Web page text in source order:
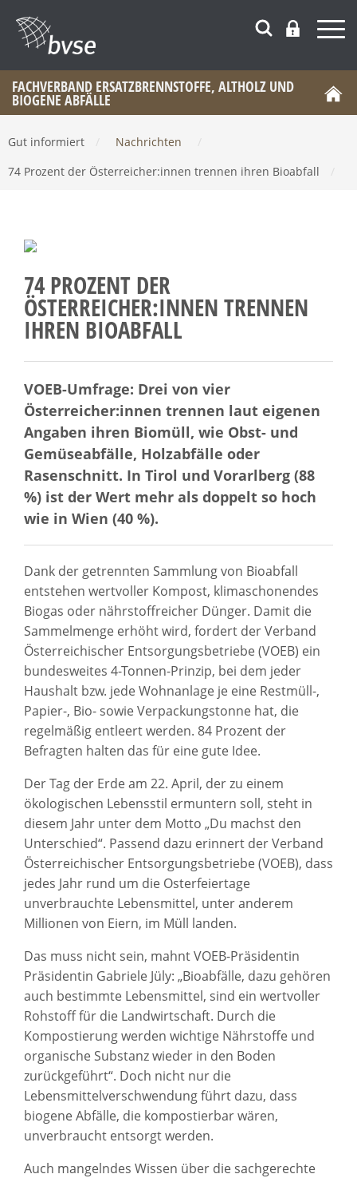
FACHVERBAND ERSATZBRENNSTOFFE, ALTHOLZ UND
BIOGENE ABFÄLLE
Gut informiert Nachrichten
74 Prozent der Österreicher:innen trennen ihren Bioabfall
74 PROZENT DER
ÖSTERREICHER:INNEN TRENNEN
IHREN BIOABFALL
VOEB-Umfrage: Drei von vier
Österreicher:innen trennen laut eigenen
Angaben ihren Biomüll, wie Obst- und
Gemüseabfälle, Holzabfälle oder
Rasenschnitt. In Tirol und Vorarlberg (88
%) ist der Wert mehr als doppelt so hoch
wie in Wien (40 %).
Dank der getrennten Sammlung von Bioabfall
entstehen wertvoller Kompost, klimaschonendes
Biogas oder nährstoffreicher Dünger. Damit die
Sammelmenge erhöht wird, fordert der Verband
Österreichischer Entsorgungsbetriebe (VOEB) ein
bundesweites 4-Tonnen-Prinzip, bei dem jeder
Haushalt bzw. jede Wohnanlage je eine Restmüll-,
Papier-, Bio- sowie Verpackungstonne hat, die
regelmäßig entleert werden. 84 Prozent der
Befragten halten das für eine gute Idee.
Der Tag der Erde am 22. April, der zu einem
ökologischen Lebensstil ermuntern soll, steht in
diesem Jahr unter dem Motto „Du machst den
Unterschied“. Passend dazu erinnert der Verband
Österreichischer Entsorgungsbetriebe (VOEB), dass
jedes Jahr rund um die Osterfeiertage
unverbrauchte Lebensmittel, unter anderem
Millionen von Eiern, im Müll landen.
Das muss nicht sein, mahnt VOEB-Präsidentin
Präsidentin Gabriele Jüly: „Bioabfälle, dazu gehören
auch bestimmte Lebensmittel, sind ein wertvoller
Rohstoff für die Landwirtschaft. Durch die
Kompostierung werden wichtige Nährstoffe und
organische Substanz wieder in den Boden
zurückgeführt“. Doch nicht nur die
Lebensmittelverschwendung führt dazu, dass
biogene Abfälle, die kompostierbar wären,
unverbraucht entsorgt werden.
Auch mangelndes Wissen über die sachgerechte